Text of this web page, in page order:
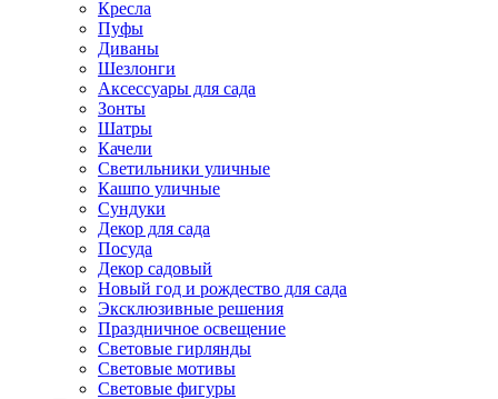
Кресла
Пуфы
Диваны
Шезлонги
Аксессуары для сада
Зонты
Шатры
Качели
Cветильники уличные
Кашпо уличные
Сундуки
Декор для сада
Посуда
Декор садовый
Новый год и рождество для сада
Эксклюзивные решения
Праздничное освещение
Световые гирлянды
Световые мотивы
Световые фигуры